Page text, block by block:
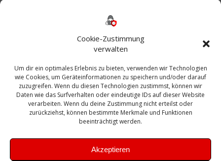
Cookie-Zustimmung
verwalten
Um dir ein optimales Erlebnis zu bieten, verwenden wir Technologien
wie Cookies, um Geräteinformationen zu speichern und/oder darauf
zuzugreifen. Wenn du diesen Technologien zustimmst, können wir
Daten wie das Surfverhalten oder eindeutige IDs auf dieser Website
verarbeiten. Wenn du deine Zustimmung nicht erteilst oder
zurückziehst, können bestimmte Merkmale und Funktionen
beeinträchtigt werden.
Akzeptieren
Bautagebuch
Exchange firewall Fritzbox
Microsoft
Sanierung SBS Security Server Sicherheit
Sicherung SIEM Sophos SSL Ubuntu
Update Upgrade UTM VCenter VCSA Veeam
VMWare VPN WAZUH Windows
Zertifikat